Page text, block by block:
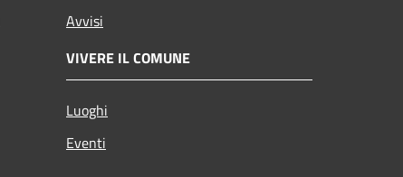
Avvisi
VIVERE IL COMUNE
Luoghi
Eventi